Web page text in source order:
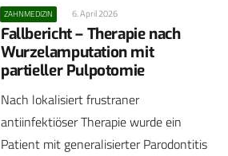
ZAHNMEDIZIN 6. April 2026
Fallbericht – Therapie nach
Wurzelamputation mit
partieller Pulpotomie
Nach lokalisiert frustraner
antiinfektiöser Therapie wurde ein
Patient mit generalisierter Parodontitis